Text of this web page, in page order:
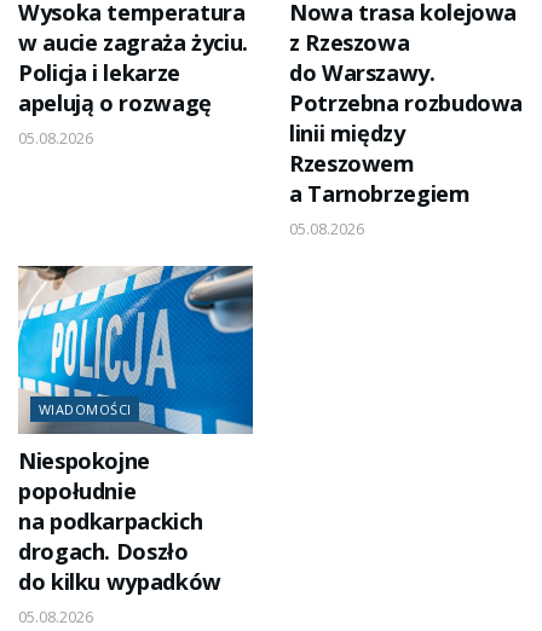
Wysoka temperatura
w aucie zagraża życiu.
Policja i lekarze
apelują o rozwagę
05.08.2026
Nowa trasa kolejowa
z Rzeszowa
do Warszawy.
Potrzebna rozbudowa
linii między
Rzeszowem
a Tarnobrzegiem
05.08.2026
WIADOMOŚCI
Niespokojne
popołudnie
na podkarpackich
drogach. Doszło
do kilku wypadków
05.08.2026